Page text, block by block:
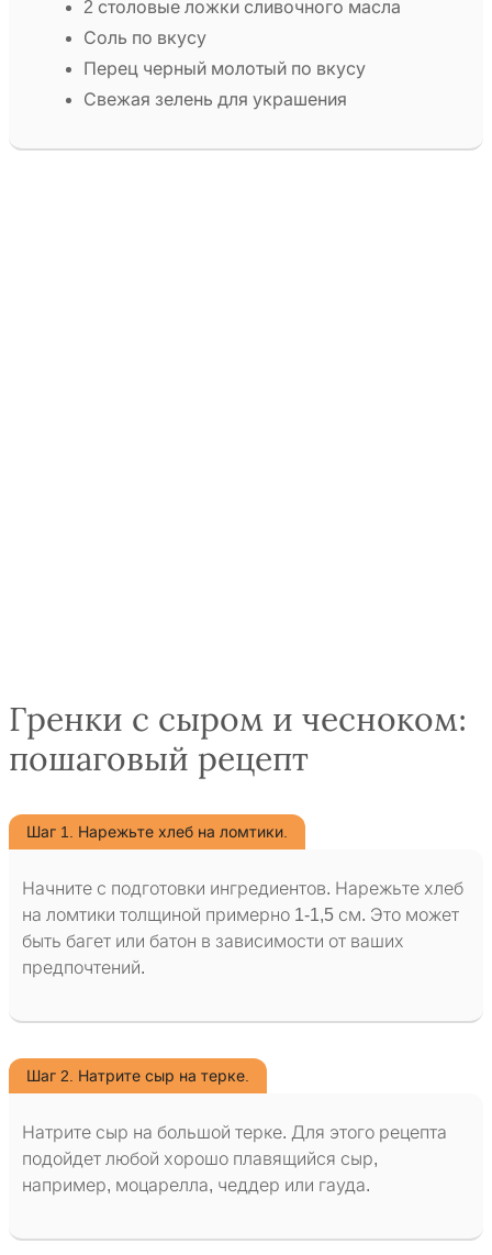
2 столовые ложки сливочного масла
Соль по вкусу
Перец черный молотый по вкусу
Свежая зелень для украшения
Гренки с сыром и чесноком:
пошаговый рецепт
Шаг 1. Нарежьте хлеб на ломтики.
Начните с подготовки ингредиентов. Нарежьте хлеб
на ломтики толщиной примерно 1-1,5 см. Это может
быть багет или батон в зависимости от ваших
предпочтений.
Шаг 2. Натрите сыр на терке.
Натрите сыр на большой терке. Для этого рецепта
подойдет любой хорошо плавящийся сыр,
например, моцарелла, чеддер или гауда.